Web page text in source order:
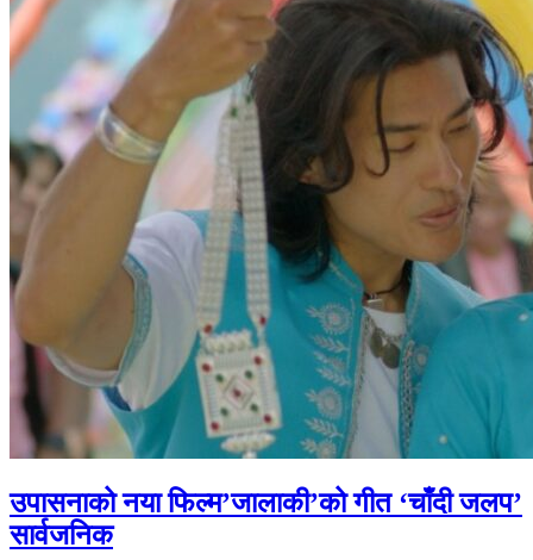
उपासनाको नया फिल्म’जालाकी’को गीत ‘चाँदी जलप’
सार्वजनिक